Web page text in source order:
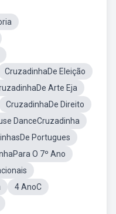
CruzadinhaDe Eleição
Arte Eja
CruzadinhaDe Direito
DanceCruzadinha
Portugues
O 7º Ano
4 AnoC